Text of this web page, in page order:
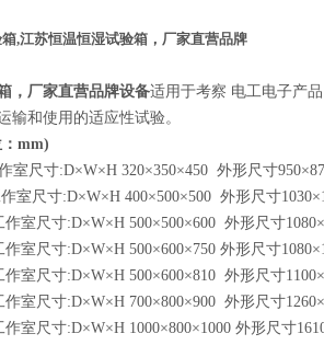
,江苏恒温恒湿试验箱，厂家直营品牌
，厂家直营品牌设备适用于考察 电工电子产
输和使用的适应性试验。
mm)
室尺寸:D×W×H 320×350×450 外形尺寸
室尺寸:D×W×H 400×500×500 外形尺寸
作室尺寸:D×W×H 500×500×600 外形尺寸
作室尺寸:D×W×H 500×600×750 外形尺寸
作室尺寸:D×W×H 500×600×810 外形尺寸
作室尺寸:D×W×H 700×800×900 外形尺寸
作室尺寸:D×W×H 1000×800×1000 外形尺寸